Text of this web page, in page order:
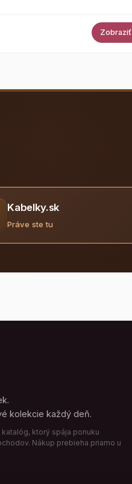
Zobraziť
Kabelky.sk
Práve ste tu
kolekcie každý deň.
ktorý spája ponuku
Nákup prebieha priamo u